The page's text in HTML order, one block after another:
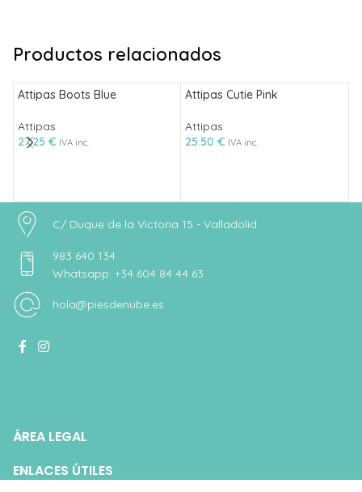
Productos relacionados
Attipas Boots Blue
Attipas
27.25 € IVA inc.
Attipas Cutie Pink
Attipas
25.50 € IVA inc.
C/ Duque de la Victoria 15 - Valladolid
983 640 134
Whatsapp: +34 604 84 44 63
hola@piesdenube.es
ÁREA LEGAL
ENLACES ÚTILES